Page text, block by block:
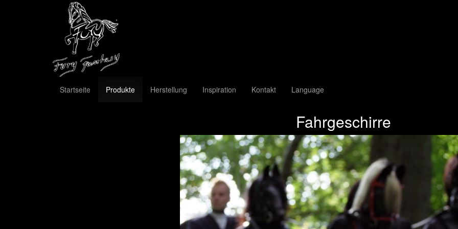
Startseite Produkte Herstellung Inspiration Kontakt Language
Fahrgeschirre